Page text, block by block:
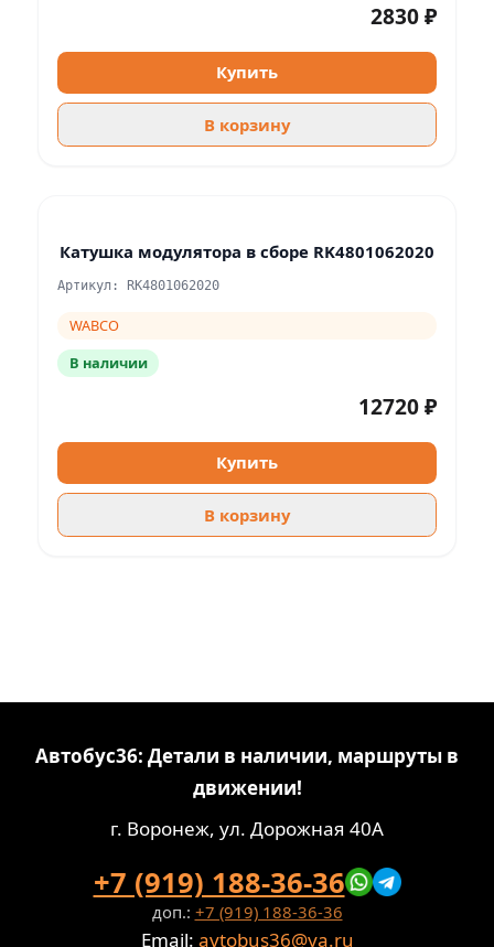
2830 ₽
Купить
В корзину
Катушка модулятора в сборе RK4801062020
Артикул: RK4801062020
WABCO
В наличии
12720 ₽
Купить
В корзину
Автобус36: Детали в наличии, маршруты в
движении!
г. Воронеж, ул. Дорожная 40А
+7 (919) 188-36-36
доп.: +7 (919) 188-36-36
Email: avtobus36@ya.ru